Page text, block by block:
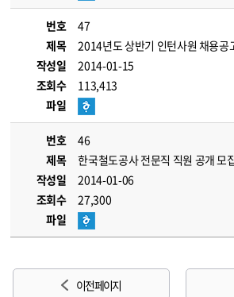
번호
47
제목
2014년도 상반기 인턴사원 채용공
작성일
2014-01-15
조회수
113,413
파일
번호
46
제목
한국철도공사 전문직 직원 공개 모
작성일
2014-01-06
조회수
27,300
파일
이전 페이지